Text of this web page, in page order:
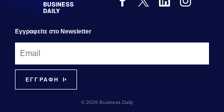
Εγγραφεiτε στο Newsletter
© 2026 Business Daily